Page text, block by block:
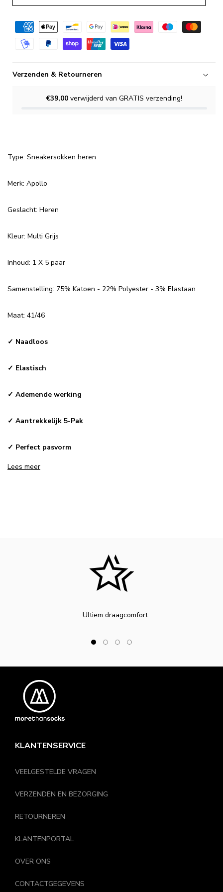
Verzenden & Retourneren
€39,00verwijderd van GRATIS verzending!
Type: Sneakersokken heren
Merk: Apollo
Geslacht: Heren
Kleur: Multi Grijs
Inhoud: 1 X 5 paar
Samenstelling: 75% Katoen - 22% Polyester - 3% Elastaan
Maat: 41/46
✓ Naadloos
✓ Elastisch
✓ Ademende werking
✓ Aantrekkelijk 5-Pak
✓ Perfect pasvorm
Lees meer
Ultiem draagcomfort
KLANTENSERVICE
VEELGESTELDE VRAGEN
VERZENDEN EN BEZORGING
RETOURNEREN
KLANTENPORTAL
OVER ONS
CONTACTGEGEVENS